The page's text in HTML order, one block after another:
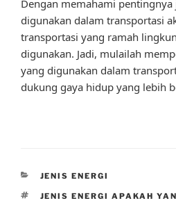
Dengan memahami pentingnya
digunakan dalam transportasi
transportasi yang ramah
digunakan. Jadi, mulailah
yang digunakan dalam
dukung gaya hidup yang lebih
CATEGORIES
JENIS ENERGI
TAGS
JENIS ENERGI APAKAH